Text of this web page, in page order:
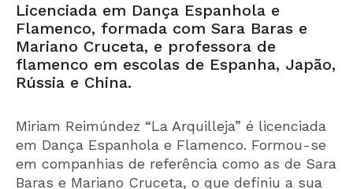
Licenciada em Dança Espanhola e
Flamenco, formada com Sara Baras e
Mariano Cruceta, e professora de
flamenco em escolas de Espanha, Japão,
Rússia e China.
Miriam Reimúndez “La Arquilleja” é licenciada
em Dança Espanhola e Flamenco. Formou-se
em companhias de referência como as de Sara
Baras e Mariano Cruceta, o que definiu a sua